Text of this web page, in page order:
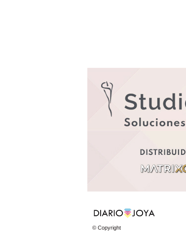
© Copyright